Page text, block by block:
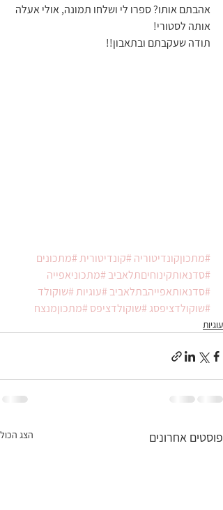
אהבתם אותו? ספרו לי ושלחו תמונה, אולי אעלה
אותה לסטורי!
תודה שעקבתם ובתאבון!!
#מתכוןקונדיטוריה#קונדיטורית#מתכונים
#סדנאותקינוחיםתלאביב#מתכוניאפייה
#סדנאותאפייהבתלאביב#עוגיות#שוקולד
#שוקולדציפסג#שוקולדציפס#מתכוןמנצח
עוגיות
פוסטים אחרונים הצג הכול